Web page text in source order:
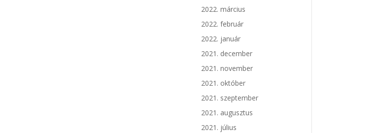
2022. március
2022. február
2022. január
2021. december
2021. november
2021. október
2021. szeptember
2021. augusztus
2021. július